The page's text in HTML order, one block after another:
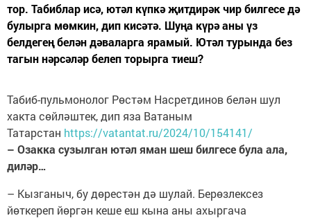
тор. Табиблар исә, ютәл күпкә җитдирәк чир билгесе дә
булырга мөмкин, дип кисәтә. Шуңа күрә аны үз
белдегең белән дәваларга ярамый. Ютәл турында без
тагын нәрсәләр белеп торырга тиеш?
Табиб-пульмонолог Рөстәм Насретдинов белән шул
хакта сөйләштек, дип яза Ватаным
Татарстан https://vatantat.ru/2024/10/154141/
– Озакка сузылган ютәл яман шеш билгесе була ала,
диләр…
– Кызганыч, бу дөрестән дә шулай. Берөзлексез
йөткереп йөргән кеше еш кына аны ахыргача